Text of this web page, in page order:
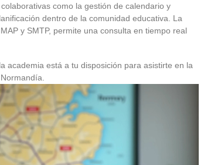
como la gestión de calendario y
dentro de la comunidad educativa. La
y SMTP, permite una consulta en tiempo real
academia está a tu disposición para asistirte en la